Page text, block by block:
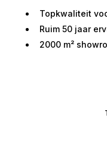
Topkwaliteit
Ruim 50 jaar
2000 m²